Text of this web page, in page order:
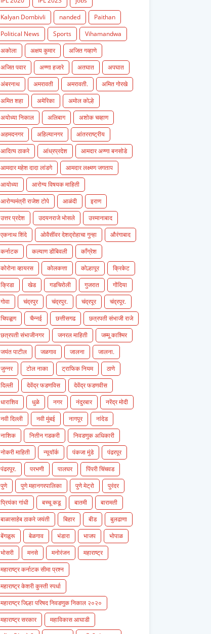
Kalyan Dombivli
nanded
Paithan
Political News
Sports
Vihamandwa
अकोला
अक्षय कुमार
अजित गव्हाणे
अजित पवार
अण्णा हजारे अतघात
अपघात
अंबरनाथ
अमरावती अमरावती.
अमित गोरखे
अमित शहा
अमेरिका
अमोल कोल्हे
अयोध्या निकाल
अलिबाग
अशोक चव्हाण
अहमदनगर
अहिल्यानगर
आंतरराष्ट्रीय
आदित्य ठाकरे
आंध्रप्रदेश
आमदार अण्णा बनसोडे
आमदार महेश दादा लांडगे
आमदार लक्ष्मण जगताप
आयोध्या
आरोग्य विषयक माहिती
आरोग्यमंत्री राजेश टोपे
आळंदी
इराण
उत्तर प्रदेश
उदयनराजे भोसले
उस्मानाबाद
एकनाथ शिंदे
ओवैसींवर देशद्रोहाचा गुन्हा
औरंगाबाद
कर्नाटक
कल्याण डोंबिवली
काँग्रेश
कोरोना व्हायरस
कोलकत्ता कोल्हापूर
क्रिकेट
क्रिडा
खेड गडचिरोली गुजरात
गोंदिया
गोवा
चंद्रपुर चंद्रपुर. चंद्रपूर
चंद्रपूर.
चिपळूण
चैन्नई छत्तीसगढ
छत्रपती संभाजी राजे
छत्रपती संभाजीनगर
जनरल माहिती
जम्मू काश्मिर
जयंत पाटील
जळगाव जालना
जालना.
जुन्नर
टोल नाका ट्राफिक नियम
ठाणे
दिल्ली
देवेंद्र फडणविस
देवेंद्र फडणवीस
धाराशिव
धुळे नगर नंदुरबार
नरेंद्र मोदी
नवी दिल्ली
नवी मुंबई नागपूर
नांदेड
नाशिक
नितीन गडकरी
निवडणुक अधिकारी
नोकरी माहिती
न्यूयॉर्क पंकजा मुंडे
पंढरपूर
पंढरपूर.
परभणी पालघर
पिंपरी चिंचवड
पुणे
पुणे महानगरपालिका पुणे मेट्रो
पुरंदर
प्रियंका गांधी
बच्चू कडू बातमी
बारामती
बाळासाहेब ठाकरे जयंती
बिहार बीड
बुलढाणा
बेंगळुरू
बेळगाव भंडारा भाजप
भोपाळ
भोसरी
मनसे मनोरंजन
महाराष्ट्र
महाराष्ट्र कर्नाटक सीमा प्रश्न
महाराष्ट्र केशरी कुस्ती स्पर्धा
महाराष्ट्र जिल्हा परिषद निवडणुक निकाल २०२०
महाराष्ट्र सरकार
महाविकास आघाडी